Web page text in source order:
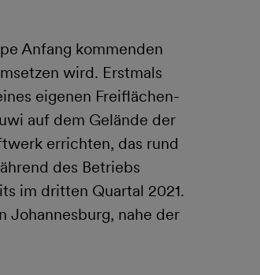
Anfang kommenden
wird. Erstmals
eigenen Freiflächen-
auf dem Gelände der
errichten, das rund
des Betriebs
im dritten Quartal 2021.
Johannesburg, nahe der